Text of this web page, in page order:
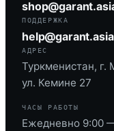
ПОДДЕРЖКА
help@garant.asia
АДРЕС
Туркменистан, г.
ул. Кемине 27
ЧАСЫ РАБОТЫ
Ежедневно 9:00